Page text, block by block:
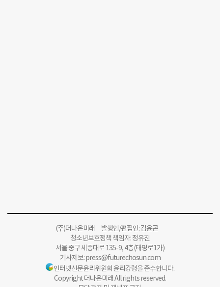
(주)더나은미래 발행인/편집인: 김윤곤
청소년보호정책 책임자: 정유진
서울 중구 세종대로 135-9, 4층(태평로1가)
기사제보:press@futurechosun.com
인터넷신문윤리위원회 윤리강령을 준수합니다.
Copyright 더나은미래 All rights reserved.